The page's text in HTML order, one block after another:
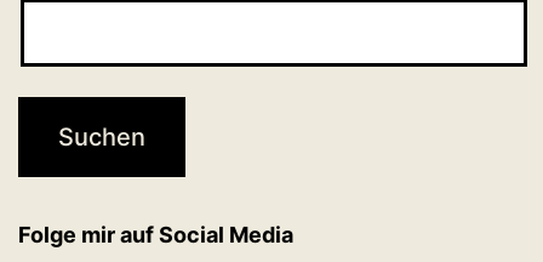
Folge mir auf Social Media